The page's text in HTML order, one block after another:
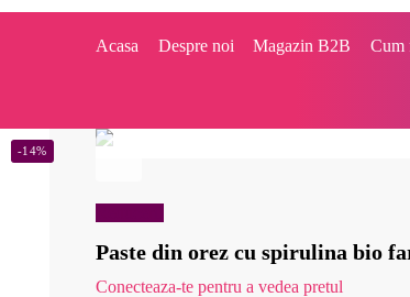
Acasa Despre noi Magazin B2B Cum
Paste din orez cu spirulina bio
Conecteaza-te pentru a vedea pretul
-14%